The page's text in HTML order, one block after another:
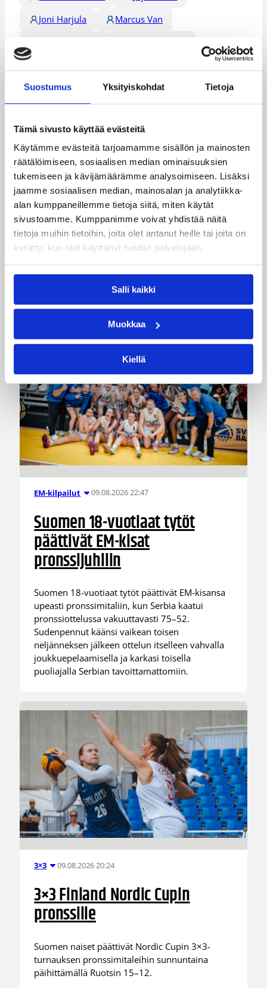
Suostumus Yksityiskohdat Tietoja
Tämä sivusto käyttää evästeitä
Käytämme evästeitä tarjoamamme sisällön ja mainosten
räätälöimiseen, sosiaalisen median ominaisuuksien
tukemiseen ja kävijämäärämme analysoimiseen. Lisäksi
jaamme sosiaalisen median, mainosalan ja analytiikka-
alan kumppaneillemme tietoja siitä, miten käytät
sivustoamme. Kumppanimme voivat yhdistää näitä
tietoja muihin tietoihin, joita olet antanut heille tai joita on
kerätty, kun olet käyttänyt heidän palvelujaan.
Salli kaikki
Muokkaa
Kiellä
Joni Harjula
Marcus Van
Shawn Hopkins
Kategoriat
Miesten I divisioona A
Miesten I divisioona B
Pääjuttu
Sarjat
Katso myös
EM-kilpailut 09.08.2026 22:47
Suomen 18-vuotiaat tytöt
päättivät EM-kisat
pronssijuhliin
Suomen 18-vuotiaat tytöt päättivät EM-kisansa
upeasti pronssimitaliin, kun Serbia kaatui
pronssiottelussa vakuuttavasti 75–52.
Sudenpennut käänsi vaikean toisen
neljänneksen jälkeen ottelun itselleen vahvalla
joukkuepelaamisella ja karkasi toisella
puoliajalla Serbian tavoittamattomiin.
3×3 09.08.2026 20:24
3×3 Finland Nordic Cupin
pronssille
Suomen naiset päättivät Nordic Cupin 3×3-
turnauksen pronssimitaleihin sunnuntaina
päihittämällä Ruotsin 15–12.